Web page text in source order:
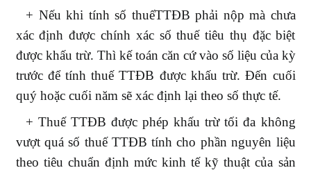
+ Nếu khi tính số thuếTTĐB phải nộp mà chưa
xác định được chính xác số thuế tiêu thụ đặc biệt
được khấu trừ. Thì kế toán căn cứ vào số liệu của kỳ
trước để tính thuế TTĐB được khấu trừ. Đến cuối
quý hoặc cuối năm sẽ xác định lại theo số thực tế.
+ Thuế TTĐB được phép khấu trừ tối đa không
vượt quá số thuế TTĐB tính cho phần nguyên liệu
theo tiêu chuẩn định mức kinh tế kỹ thuật của sản